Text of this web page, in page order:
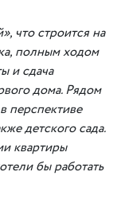
что строится на
полным ходом
и сдача
дома. Рядом
перспективе
детского сада.
квартиры
бы работать